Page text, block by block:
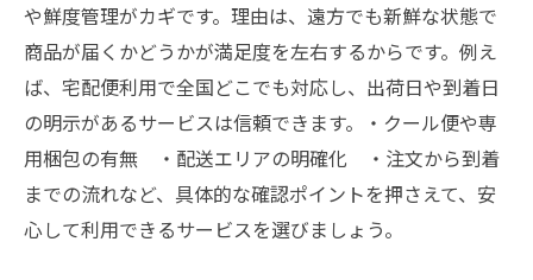
や鮮度管理がカギです。理由は、遠方でも新鮮な状態で
商品が届くかどうかが満足度を左右するからです。例え
ば、宅配便利用で全国どこでも対応し、出荷日や到着日
の明示があるサービスは信頼できます。・クール便や専
用梱包の有無 ・配送エリアの明確化 ・注文から到着
までの流れなど、具体的な確認ポイントを押さえて、安
心して利用できるサービスを選びましょう。